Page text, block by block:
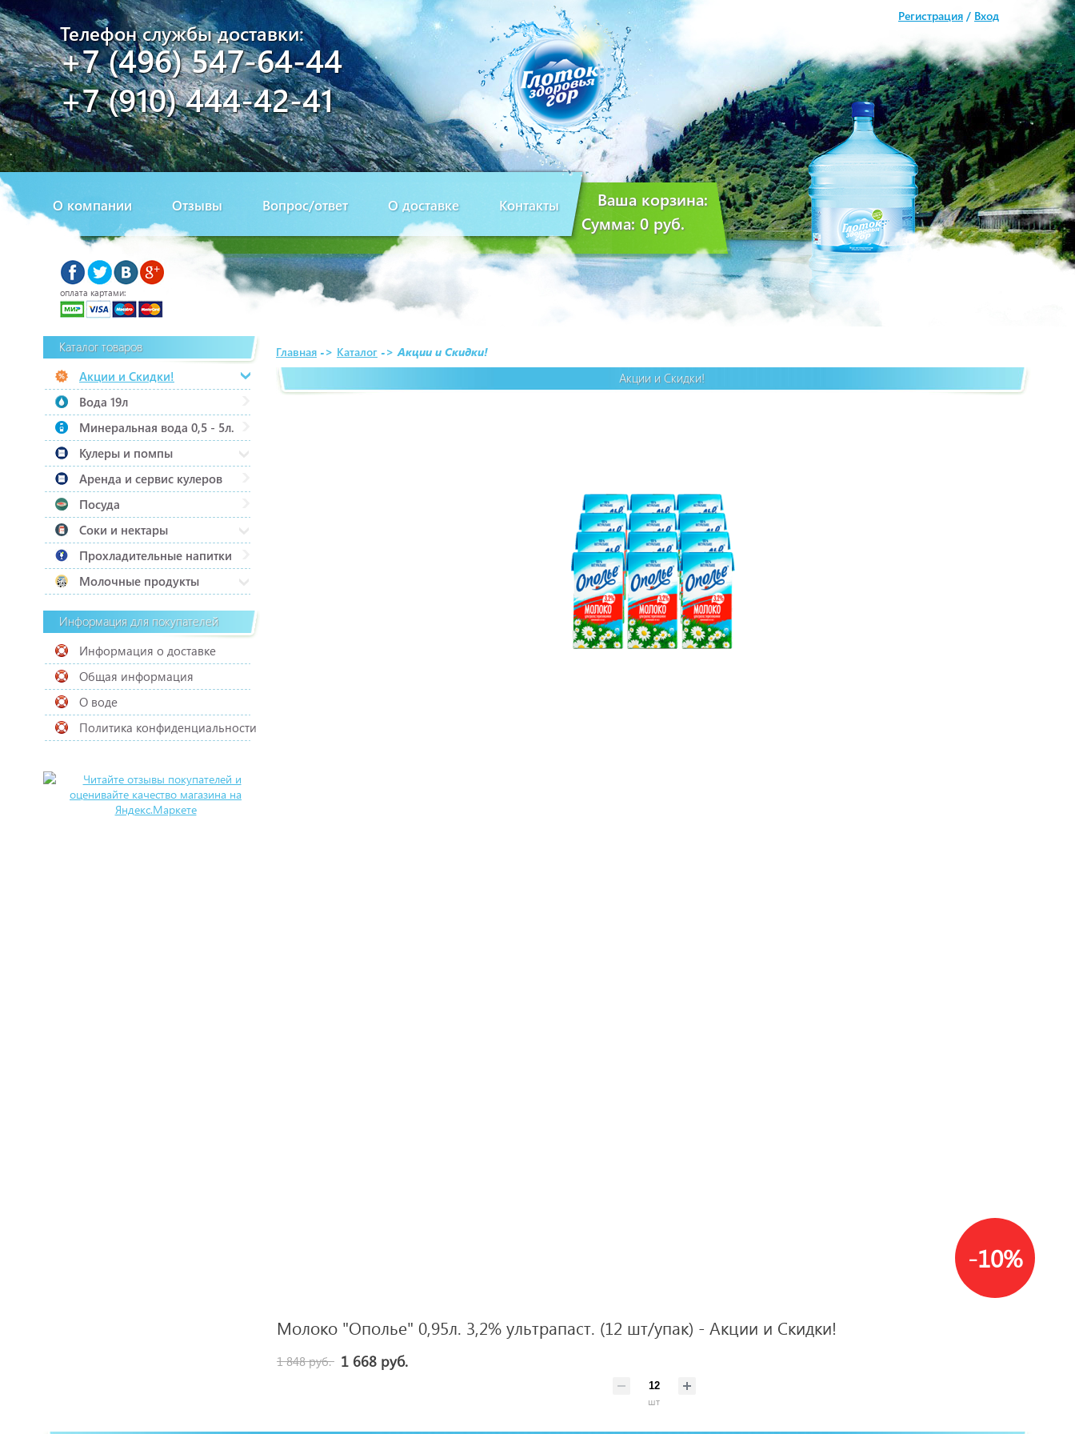
Телефон службы доставки:
+7 (496) 547-64-44
+7 (910) 444-42-41
Регистрация / Вход
О компании Отзывы Вопрос/ответ О доставке Контакты
Ваша корзина:
Сумма: 0 руб.
оплата картами:
Каталог товаров
Акции и Скидки!
Вода 19л
Минеральная вода 0,5 - 5л.
Кулеры и помпы
Аренда и сервис кулеров
Посуда
Соки и нектары
Прохладительные напитки
Молочные продукты
Информация для покупателей
Информация о доставке
Общая информация
О воде
Политика конфиденциальности
Главная -> Каталог -> Акции и Скидки!
Акции и Скидки!
-10%
Молоко "Ополье" 0,95л. 3,2% ультрапаст. (12 шт/упак) - Акции и Скидки!
1 848 руб. 1 668 руб.
шт